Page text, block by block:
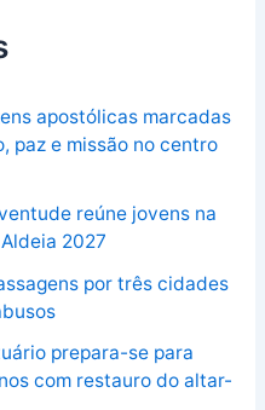
apostólicas marcadas
paz e missão no centro
reúne jovens na
2027
por três cidades
prepara-se para
com restauro do altar-